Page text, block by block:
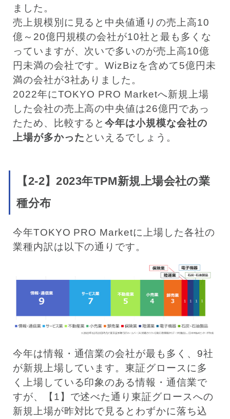
ました。
売上規模別に見ると中央値通りの売上高10
億～20億円規模の会社が10社と最も多くな
っていますが、次いで多いのが売上高10億
円未満の会社です。WizBizを含めて5億円未
満の会社が3社ありました。
2022年にTOKYO PRO Marketへ新規上場
した会社の売上高の中央値は26億円であっ
たため、比較すると今年は小規模な会社の
上場が多かった といえるでしょう。
【2-2】2023年TPM新規上場会社の業
種分布
今年TOKYO PRO Marketに上場した各社の
業種内訳は以下の通りです。
今年は情報・通信業の会社が最も多く、9社
が新規上場しています。東証グロースに多
く上場している印象のある情報・通信業で
すが、【1】で述べた通り東証グロースへの
新規上場が昨対比で見るとわずかに落ち込